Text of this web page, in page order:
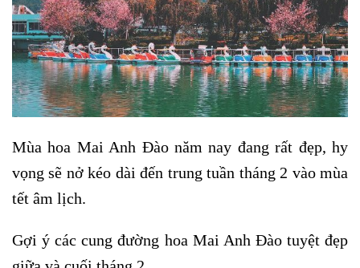
Mùa hoa Mai Anh Đào năm nay đang rất đẹp, hy
vọng sẽ nở kéo dài đến trung tuần tháng 2 vào mùa
tết âm lịch.
Gợi ý các cung đường hoa Mai Anh Đào tuyệt đẹp